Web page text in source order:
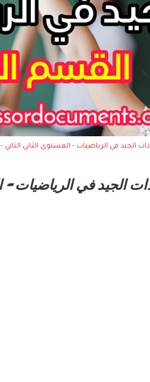
الجيد في الرياضيات - المستوى الثاني الثاني - 2019 - وثائق البروفيسور